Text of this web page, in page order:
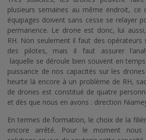
plusieurs semaines au même endroit, ce
équipages doivent sans cesse se relayer
permanence. Le drone est donc, lui
RH. Non seulement il faut des opérateurs
des pilotes, mais il faut assurer
laquelle se déroule bien souvent en
puissance de nos capacités sur les
heurte là encore à un problème de RH,
de drones est constitué de quatre
et dès que nous en avons : direction
En termes de formation, le choix de la
encore arrêté. Pour le moment nous